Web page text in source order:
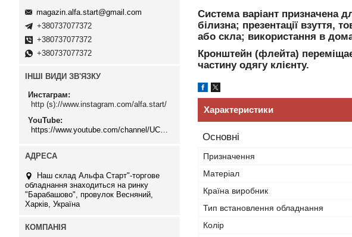
Система варіант призначена
білизна; презентації взуття,
або скла; використання в
Кронштейн (флейта)
частину одягу клієнту.
Характеристики
Основні
Призначення
Матеріал
Країна виробник
Тип встановлення обладнання
Колір
magazin.alfa.start@gmail.com
+380737077372
+380737077372
+380737077372
ІНШІ ВИДИ ЗВ'ЯЗКУ
Инстаграм
http (s)://www.instagram.com/alfa.start/
YouTube
Наш склад Альфа Старт"-торгове
обладнання знаходиться на ринку
"Барабашово", провулок Весняний,
Харків, Україна